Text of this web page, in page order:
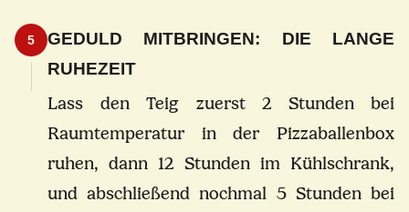
5
GEDULD MITBRINGEN: DIE LANGE
RUHEZEIT
Lass den Teig zuerst 2 Stunden bei
Raumtemperatur in der Pizzaballenbox
ruhen, dann 12 Stunden im Kühlschrank,
und abschließend nochmal 5 Stunden bei